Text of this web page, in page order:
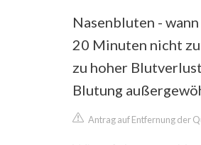
Nasenbluten -
20 Minuten nicht
zu hoher
Blutung
Antrag auf Entfernung der